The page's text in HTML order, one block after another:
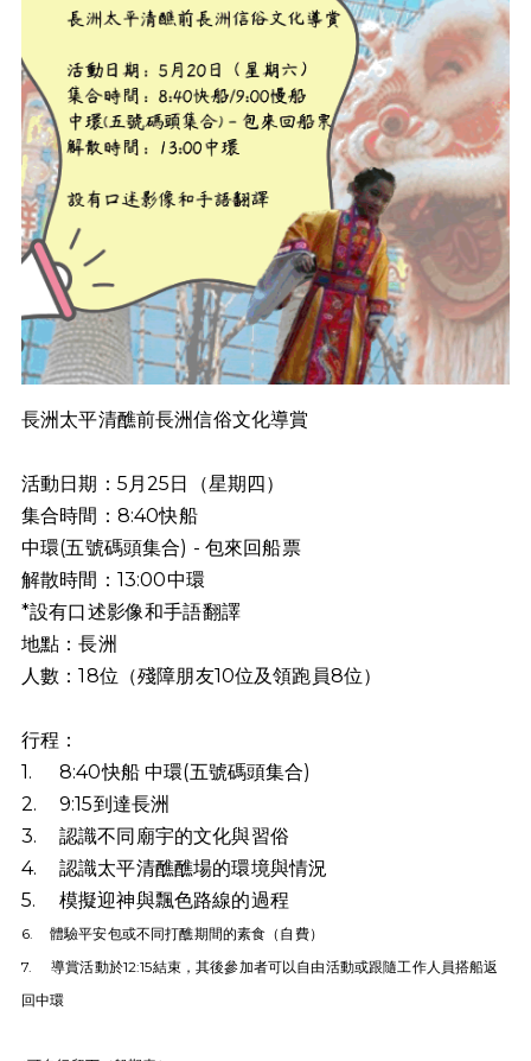
長洲太平清醮前長洲信俗文化導賞
活動日期：5月25日（星期四）
集合時間：8:40快船
中環(五號碼頭集合) - 包來回船票
解散時間：13:00中環
*設有口述影像和手語翻譯
地點：長洲
人數：18位（殘障朋友10位及領跑員8位）
行程：
1.
8:40快船 中環(五號碼頭集合)
2.
9:15到達長洲
3.
認識不同廟宇的文化與習俗
4.
認識太平清醮醮場的環境與情況
5.
模擬迎神與飄色路線的過程
6.
體驗平安包或不同打醮期間的素食（自費）
7.
導賞活動於12:15結束，其後參加者可以自由活動或跟隨工作人員搭船返
回中環